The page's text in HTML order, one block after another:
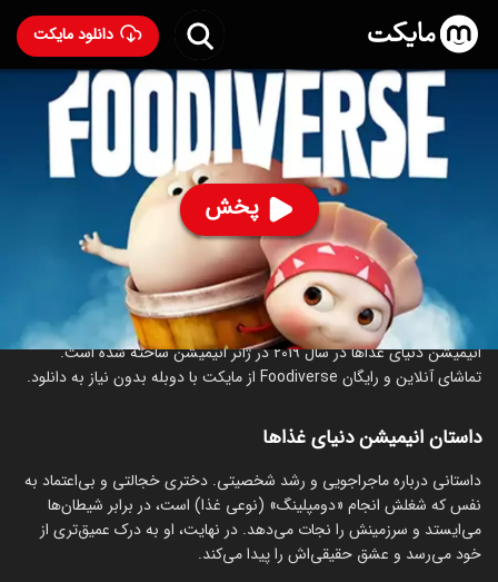
دانلود مایکت
پخش
انیمیشن دنیای غذاها با دوبله فارسی - Foodiverse 2019
۲۵۴ 79% ۶.۲
رده سنی ۷+
انیمیشن
خانوادگی
درباره انیمیشن دنیای غذاها
انیمیشن دنیای غذاها در سال 2019 در ژانر انیمیشن ساخته شده است.
تماشای آنلاین و رایگان Foodiverse از مایکت با دوبله بدون نیاز به دانلود.
داستان انیمیشن دنیای غذاها
داستانی درباره ماجراجویی و رشد شخصیتی. دختری خجالتی و بی‌اعتماد به
نفس که شغلش انجام «دومپلینگ» (نوعی غذا) است، در برابر شیطان‌ها
می‌ایستد و سرزمینش را نجات می‌دهد. در نهایت، او به درک عمیق‌تری از
خود می‌رسد و عشق حقیقی‌اش را پیدا می‌کند.